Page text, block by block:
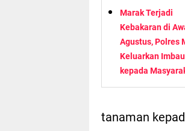
Marak Terjadi
Kebakaran di
Agustus, Polres
Keluarkan
kepada
tanaman